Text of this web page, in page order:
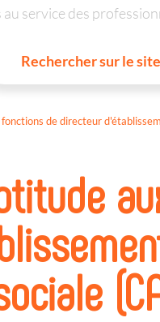
service des
de directeur